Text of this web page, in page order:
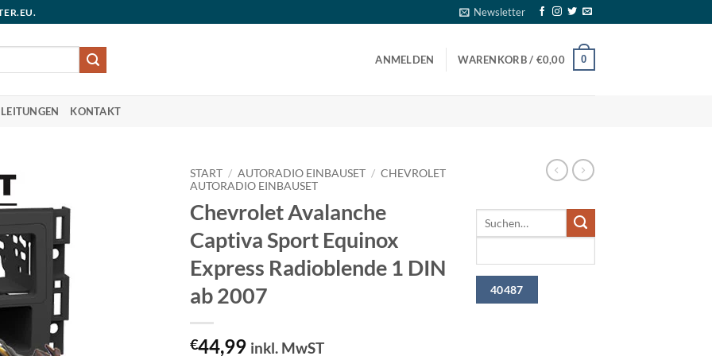
Newsletter
ANMELDEN WARENKORB / €0,00 0
KONTAKT
START / AUTORADIO EINBAUSET / CHEVROLET
AUTORADIO EINBAUSET
Chevrolet Avalanche
Captiva Sport Equinox
Express Radioblende 1 DIN
ab 2007
€44,99 inkl. MwST